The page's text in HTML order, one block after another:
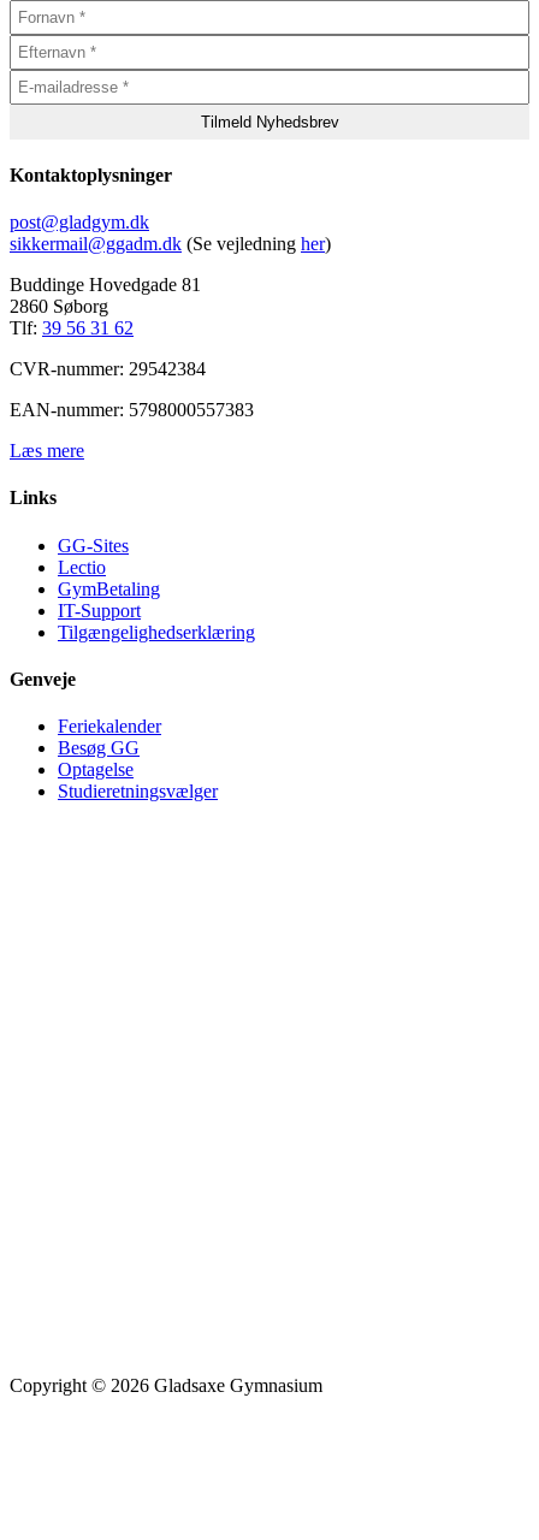
Kontaktoplysninger
post@gladgym.dk
sikkermail@ggadm.dk (Se vejledning her)
Buddinge Hovedgade 81
2860 Søborg
Tlf: 39 56 31 62
CVR-nummer: 29542384
EAN-nummer: 5798000557383
Læs mere
Links
GG-Sites
Lectio
GymBetaling
IT-Support
Tilgængelighedserklæring
Genveje
Feriekalender
Besøg GG
Optagelse
Studieretningsvælger
Copyright © 2026 Gladsaxe Gymnasium